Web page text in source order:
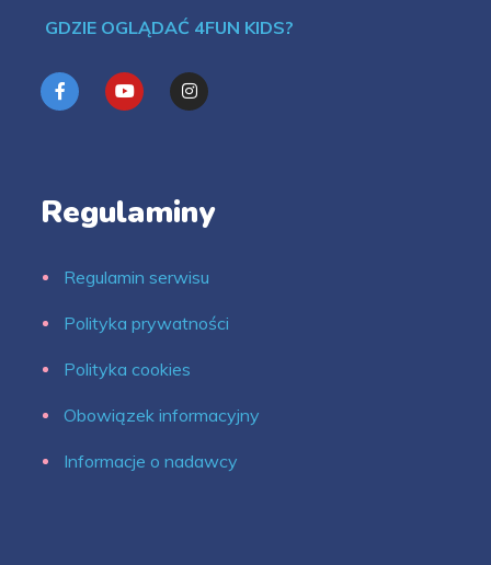
GDZIE OGLĄDAĆ 4FUN KIDS?
Regulaminy
Regulamin serwisu
Polityka prywatności
Polityka cookies
Obowiązek informacyjny
Informacje o nadawcy